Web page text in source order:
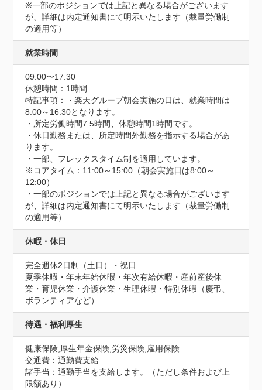
※一部のポジションでは上記と異なる場合がございます
が、詳細は内定通知書にて明示いたします（裁量労働制
の適用等）
就業時間
09:00〜17:30
休憩時間：1時間
特記事項：・楽天グループ朝会実施の日は、就業時間は
8:00～16:30となります。
・所定労働時間7.5時間、休憩時間1時間です。
・休日勤務または、所定時間外勤務を指示する場合があ
ります。
・一部、フレックスタイム制を適用しています。
※コアタイム：11:00～15:00（朝会実施日は8:00～
12:00）
・一部のポジションでは上記と異なる場合がございます
が、詳細は内定通知書にて明示いたします（裁量労働制
の適用等）
休暇・休日
完全週休2日制（土日）・祝日
夏季休暇・年末年始休暇・年次有給休暇・産前産後休
業・育児休業・介護休業・生理休暇・特別休暇（慶弔、
ボランティアなど）
待遇・福利厚生
健康保険,厚生年金保険,労災保険,雇用保険
交通費：通勤費支給
諸手当：通勤手当を支給します。（ただし条件および上
限額あり）